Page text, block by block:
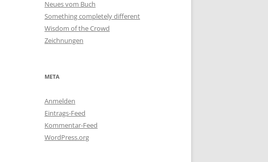
Neues vom Buch
Something completely different
Wisdom of the Crowd
Zeichnungen
META
Anmelden
Eintrags-Feed
Kommentar-Feed
WordPress.org